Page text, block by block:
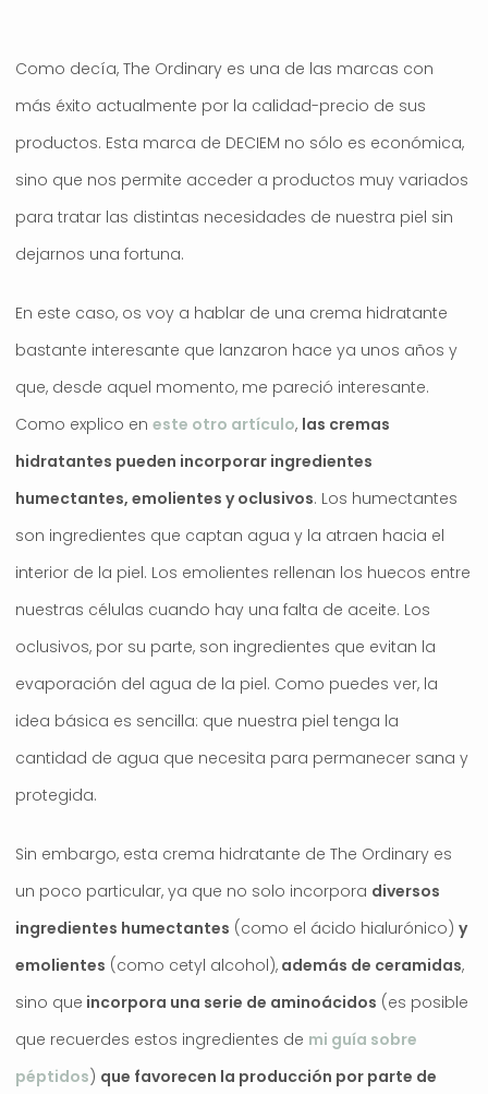
Como decía, The Ordinary es una de las marcas con
más éxito actualmente por la calidad-precio de sus
productos. Esta marca de DECIEM no sólo es económica,
sino que nos permite acceder a productos muy variados
para tratar las distintas necesidades de nuestra piel sin
dejarnos una fortuna.
En este caso, os voy a hablar de una crema hidratante
bastante interesante que lanzaron hace ya unos años y
que, desde aquel momento, me pareció interesante.
Como explico en este otro artículo, las cremas
hidratantes pueden incorporar ingredientes
humectantes, emolientes y oclusivos. Los humectantes
son ingredientes que captan agua y la atraen hacia el
interior de la piel. Los emolientes rellenan los huecos entre
nuestras células cuando hay una falta de aceite. Los
oclusivos, por su parte, son ingredientes que evitan la
evaporación del agua de la piel. Como puedes ver, la
idea básica es sencilla: que nuestra piel tenga la
cantidad de agua que necesita para permanecer sana y
protegida.
Sin embargo, esta crema hidratante de The Ordinary es
un poco particular, ya que no solo incorpora diversos
ingredientes humectantes (como el ácido hialurónico) y
emolientes (como cetyl alcohol), además de ceramidas,
sino que incorpora una serie de aminoácidos (es posible
que recuerdes estos ingredientes de mi guía sobre
péptidos) que favorecen la producción por parte de